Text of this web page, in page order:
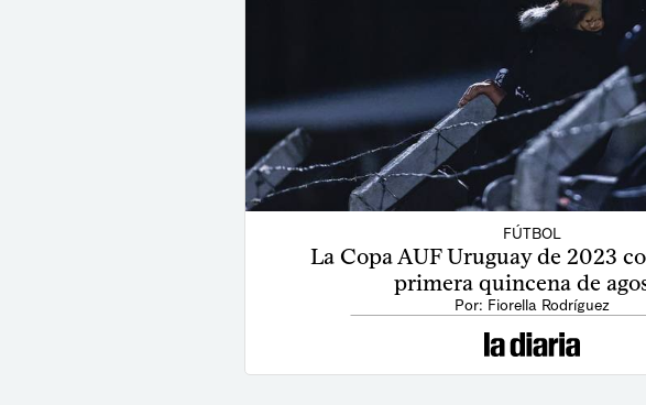
FÚTBOL
La Copa AUF Uruguay de 2023
primera quincena de
Por: Fiorella Rodríguez